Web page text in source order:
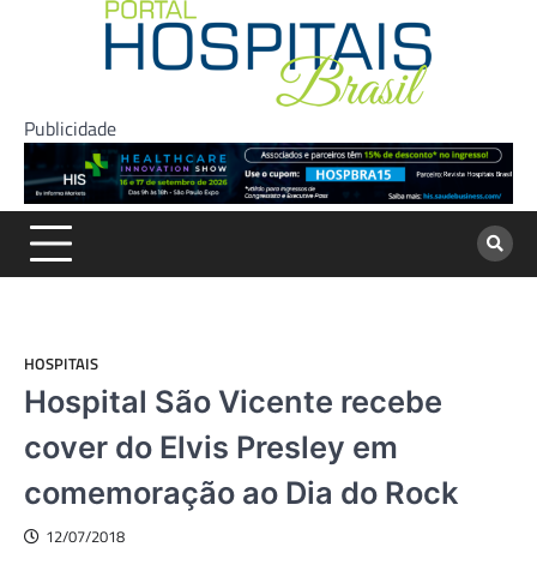
Publicidade
HOSPITAIS
Hospital São Vicente recebe
cover do Elvis Presley em
comemoração ao Dia do Rock
12/07/2018